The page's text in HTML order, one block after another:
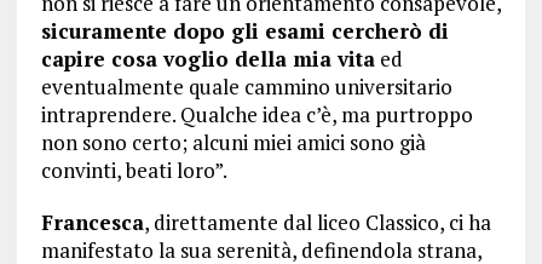
sicuramente dopo gli esami cercherò di
capire cosa voglio della mia vitaed
eventualmente quale cammino universitario
intraprendere. Qualche idea c’è, ma purtroppo
non sono certo; alcuni miei amici sono già
convinti, beati loro”.
Francesca, direttamente dal liceo Classico, ci ha
manifestato la sua serenità, definendola strana,